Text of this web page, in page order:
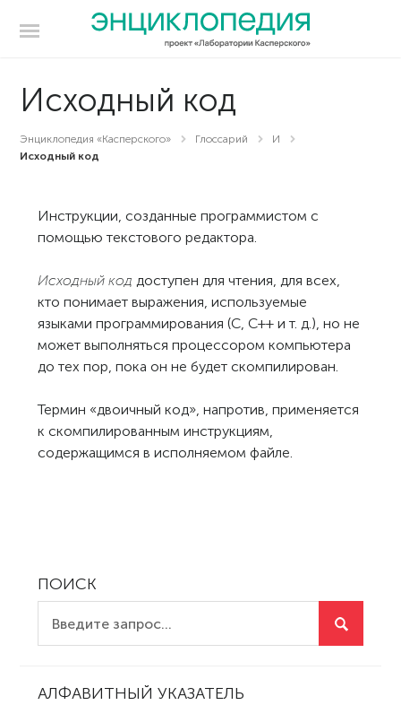
Исходный код
Энциклопедия «Касперского» Глоссарий
И
Исходный код
Инструкции, созданные программистом с
помощью текстового редактора.
Исходный код доступен для чтения, для всех,
кто понимает выражения, используемые
языками программирования (C, C++ и т. д.), но не
может выполняться процессором компьютера
до тех пор, пока он не будет скомпилирован.
Термин «двоичный код», напротив, применяется
к скомпилированным инструкциям,
содержащимся в исполняемом файле.
ПОИСК
АЛФАВИТНЫЙ УКАЗАТЕЛЬ